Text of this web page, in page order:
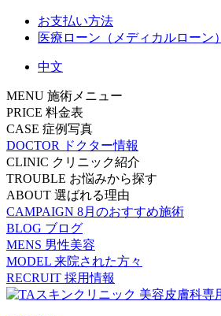
お支払い方法
医療ローン（メディカルローン）
中文
MENU 施術メニュー
PRICE 料金表
CASE 症例写真
DOCTOR
ドクター情報
CLINIC クリニック紹介
TROUBLE お悩みから探す
ABOUT 選ばれる理由
CAMPAIGN 8月のおすすめ施術
BLOG ブログ
MENS 男性美容
MODEL 来院された方々
RECRUIT 採用情報